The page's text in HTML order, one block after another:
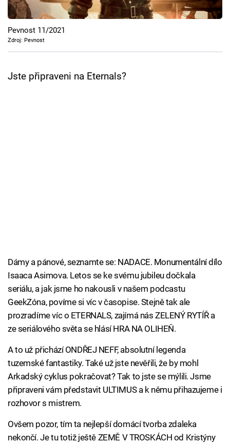
Cool Esport
Pořady
Pevnost 11/2021
Zdroj: Pevnost
Jste připraveni na Eternals?
Dámy a pánové, seznamte se: NADACE. Monumentální dílo
Isaaca Asimova. Letos se ke svému jubileu dočkala
seriálu, a jak jsme ho nakousli v našem podcastu
GeekZóna, povíme si víc v časopise. Stejně tak ale
prozradíme víc o ETERNALS, zajímá nás ZELENÝ RYTÍŘ a
ze seriálového světa se hlásí HRA NA OLIHEŇ.
A to už přichází ONDŘEJ NEFF, absolutní legenda
tuzemské fantastiky. Také už jste nevěřili, že by mohl
Arkadský cyklus pokračovat? Tak to jste se mýlili. Jsme
připraveni vám představit ULTIMUS a k němu přihazujeme i
rozhovor s mistrem.
Ovšem pozor, tím ta nejlepší domácí tvorba zdaleka
nekončí. Je tu totiž ještě ZEMĚ V TROSKÁCH od Kristýny